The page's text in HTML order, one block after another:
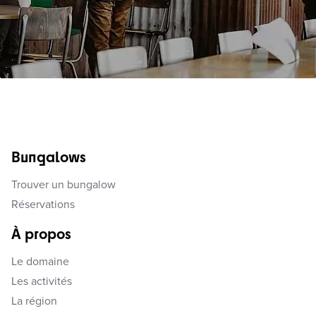
Bungalows
Trouver un bungalow
Réservations
À propos
Le domaine
Les activités
La région